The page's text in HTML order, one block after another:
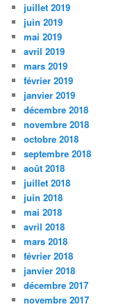
juillet 2019
juin 2019
mai 2019
avril 2019
mars 2019
février 2019
janvier 2019
décembre 2018
novembre 2018
octobre 2018
septembre 2018
août 2018
juillet 2018
juin 2018
mai 2018
avril 2018
mars 2018
février 2018
janvier 2018
décembre 2017
novembre 2017